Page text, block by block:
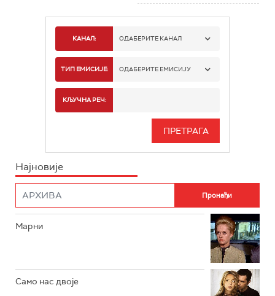
КАНАЛ: ОДАБЕРИТЕ КАНАЛ
РТС 1
РТС 3
ТИП ЕМИСИЈЕ: ОДАБЕРИТЕ ЕМИСИЈУ
ИНФО
КЉУЧНА РЕЧ:
Најновије
Марни
Само нас двоје